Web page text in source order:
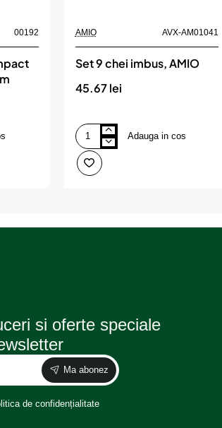
00192 AMIO AVX-AM01041
Set 9 chei imbus, AMIO
45.67 lei
Set
chei
imbus,
Adauga in cos
si oferte speciale
Ma abonez
de confidențialitate